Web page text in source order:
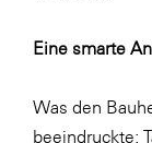
Eine smarte
Was den
beeindruckte: